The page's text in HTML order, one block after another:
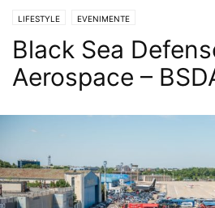
LIFESTYLE EVENIMENTE
Black Sea
Aerospace –